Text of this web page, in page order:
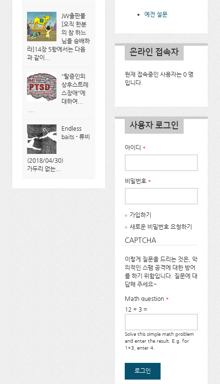
JW출판물
[오직 한분
의 참 하느
님을 숭배하
라]14장 5항에서는 다음
과 같이...
"탈증인외
상후스트레
스장애"에
대하여...
Endless
baits - 류비
(2018/04/30)
가두리 없는...
예전 설문
온라인 접속자
현재 접속중인 사용자는 0 명
입니다.
사용자 로그인
아이디 *
비밀번호 *
가입하기
새로운 비밀번호 요청하기
CAPTCHA
이렇게 질문을 드리는 것은, 악
의적인 스팸 공격에 대한 방어
를 하기 위함입니다. 질문에 대
답해 주세요~
Math question *
12 + 3 =
Solve this simple math problem
and enter the result. E.g. for
1+3, enter 4.